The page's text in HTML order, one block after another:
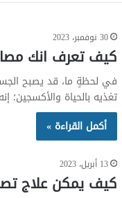
30 نوفمبر، 2023
كيف تعرف انك
في لحظةٍ ما، قد يصبح
تغذيه بالحياة والأكسجين؛
أكمل القراءة »
13 أبريل، 2023
كيف يمكن علاج